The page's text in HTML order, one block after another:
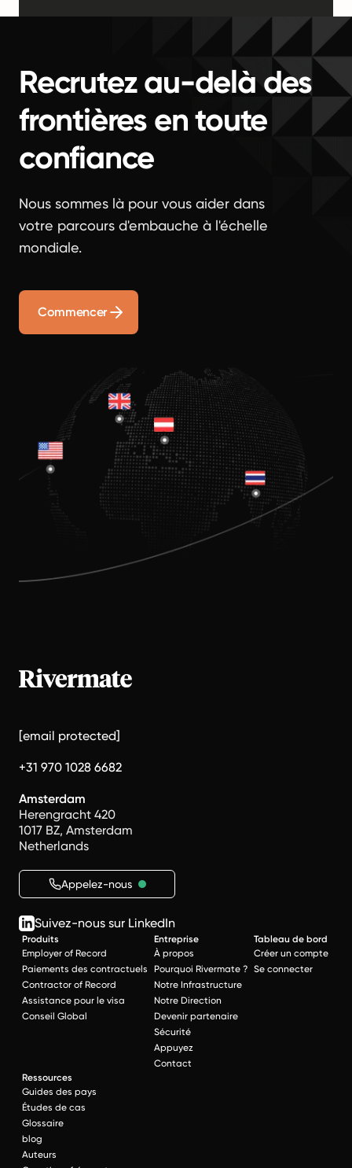
Recrutez au-delà des
frontières en toute
confiance
Nous sommes là pour vous aider dans
votre parcours d'embauche à l'échelle
mondiale.
Commencer
[email protected]
+31 970 1028 6682
Amsterdam
Herengracht 420
1017 BZ, Amsterdam
Netherlands
Appelez-nous
Suivez-nous sur LinkedIn
Produits
Employer of Record
Paiements des contractuels
Contractor of Record
Assistance pour le visa
Conseil Global
Entreprise
À propos
Pourquoi Rivermate ?
Notre Infrastructure
Notre Direction
Devenir partenaire
Sécurité
Appuyez
Contact
Tableau de bord
Créer un compte
Se connecter
Ressources
Guides des pays
Études de cas
Glossaire
blog
Auteurs